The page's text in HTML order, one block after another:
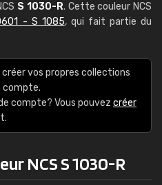
S 1030-R. Cette couleur NCS
- S 1085, qui fait partie du
vos propres collections
compte.
compte? Vous pouvez créer
NCS S 1030-R